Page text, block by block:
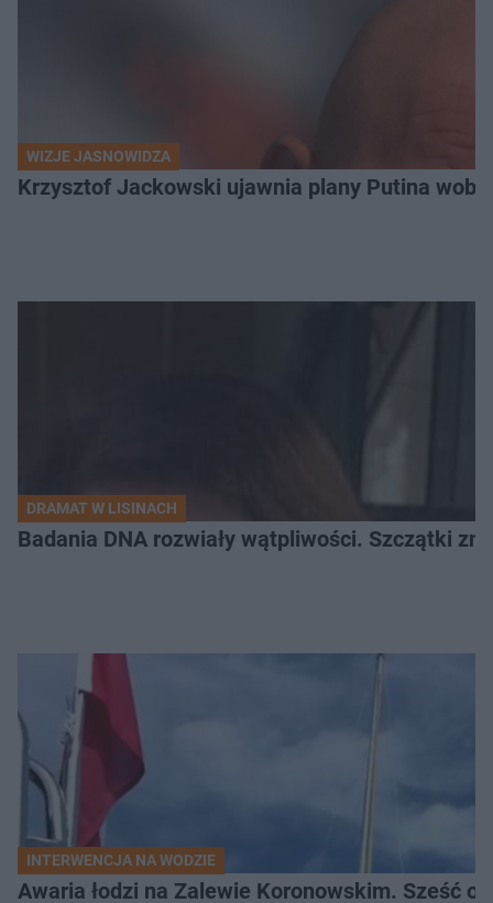
WIZJE JASNOWIDZA
Krzysztof Jackowski ujawnia plany Putina
DRAMAT W LISINACH
Badania DNA rozwiały wątpliwości. Szczątki
INTERWENCJA NA WODZIE
Awaria łodzi na Zalewie Koronowskim. Sześć